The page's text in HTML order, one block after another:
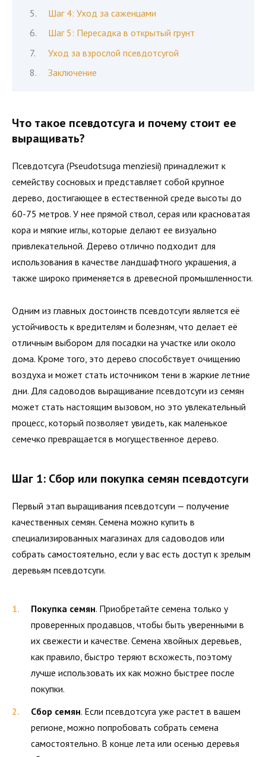
Шаг 4: Уход за саженцами
Шаг 5: Пересадка в открытый грунт
Уход за взрослой псевдотсугой
Заключение
Что такое псевдотсуга и почему стоит ее
выращивать?
Псевдотсуга (Pseudotsuga menziesii) принадлежит к
семейству сосновых и представляет собой крупное
дерево, достигающее в естественной среде высоты до
60-75 метров. У нее прямой ствол, серая или красноватая
кора и мягкие иглы, которые делают ее визуально
привлекательной. Дерево отлично подходит для
использования в качестве ландшафтного украшения, а
также широко применяется в древесной промышленности.
Одним из главных достоинств псевдотсуги является её
устойчивость к вредителям и болезням, что делает её
отличным выбором для посадки на участке или около
дома. Кроме того, это дерево способствует очищению
воздуха и может стать источником тени в жаркие летние
дни. Для садоводов выращивание псевдотсуги из семян
может стать настоящим вызовом, но это увлекательный
процесс, который позволяет увидеть, как маленькое
семечко превращается в могущественное дерево.
Шаг 1: Сбор или покупка семян псевдотсуги
Первый этап выращивания псевдотсуги — получение
качественных семян. Семена можно купить в
специализированных магазинах для садоводов или
собрать самостоятельно, если у вас есть доступ к зрелым
деревьям псевдотсуги.
Покупка семян. Приобретайте семена только у
проверенных продавцов, чтобы быть уверенными в
их свежести и качестве. Семена хвойных деревьев,
как правило, быстро теряют всхожесть, поэтому
лучше использовать их как можно быстрее после
покупки.
Сбор семян. Если псевдотсуга уже растет в вашем
регионе, можно попробовать собрать семена
самостоятельно. В конце лета или осенью деревья